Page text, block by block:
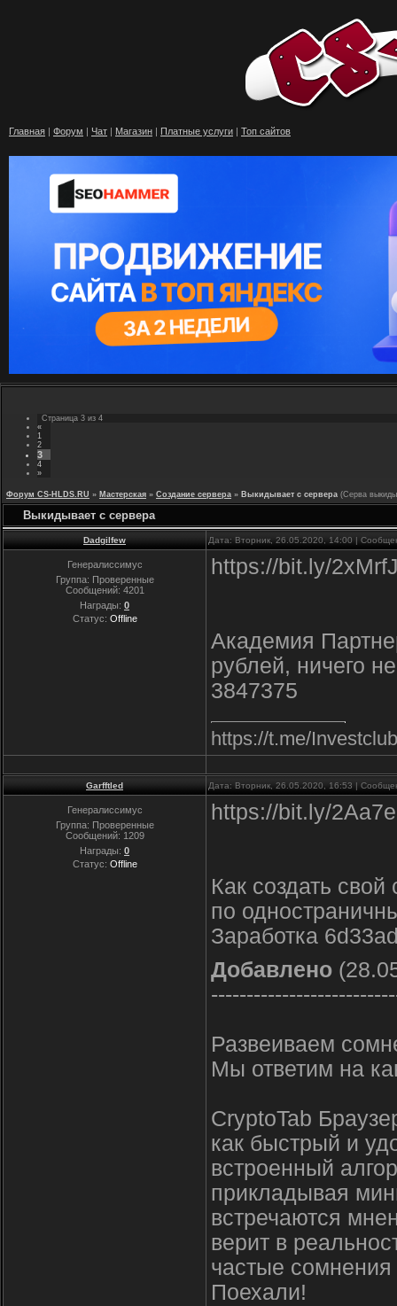
Главная | Форум | Чат | Магазин | Платные услуги | Топ сайтов
Страница 3 из 4
«
1
2
3
4
»
Форум CS-HLDS.RU » Мастерская » Создание сервера » Выкидывает с сервера (Серва
Выкидывает с сервера
Dadgilfew Дата: Вторник, 26.05.2020, 14:00 |
Генералиссимус
Группа: Проверенные
Сообщений: 4201
Награды: 0
Статус: Offline
https://bit.ly/
Академия
рублей, ничего
3847375
https://t.me/
Garfftled Дата: Вторник, 26.05.2020, 16:53 |
Генералиссимус
Группа: Проверенные
Сообщений: 1209
Награды: 0
Статус: Offline
https://bit.ly/
Как создать
по
Заработка
Добавлено
Развеиваем
Мы ответим на
CryptoTab
как быстрый и
встроенный
прикладывая
встречаются
верит в
частые
Поехали!